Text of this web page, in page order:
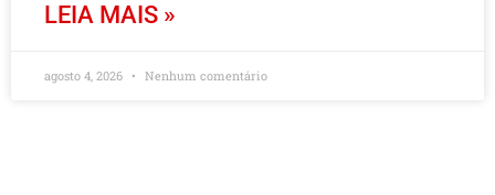
LEIA MAIS »
agosto 4, 2026 Nenhum comentário